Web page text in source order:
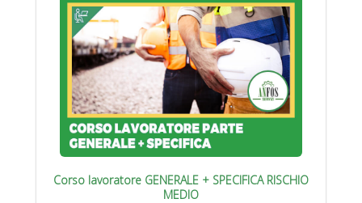
Corso lavoratore GENERALE + SPECIFICA RISCHIO
MEDIO